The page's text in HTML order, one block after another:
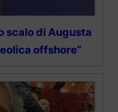
scalo di Augusta
offshore”